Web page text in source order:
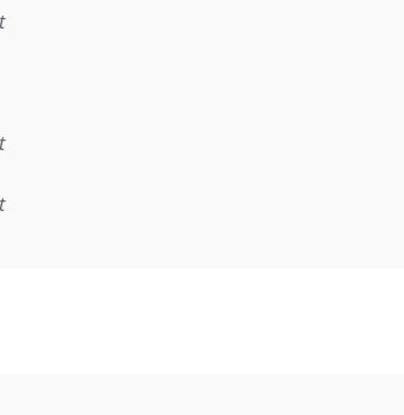
eller anna spesifikasjon som ligg til